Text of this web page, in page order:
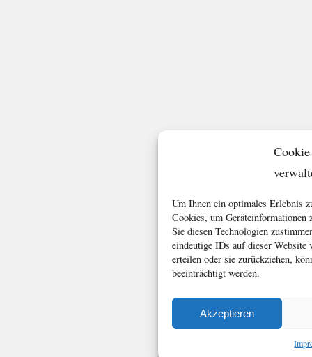
Um Ihnen ein optimales Erlebnis
Cookies, um Geräteinformationen
Sie diesen Technologien
eindeutige IDs auf dieser
erteilen oder sie zurückziehen,
beeinträchtigt werden.
Akzeptieren